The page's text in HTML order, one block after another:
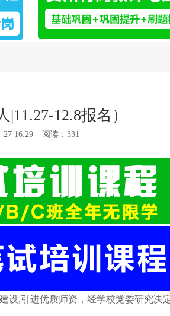
12.8报名）
27 16:29 阅读： 331
设,引进优质师资，经学校党委研究决